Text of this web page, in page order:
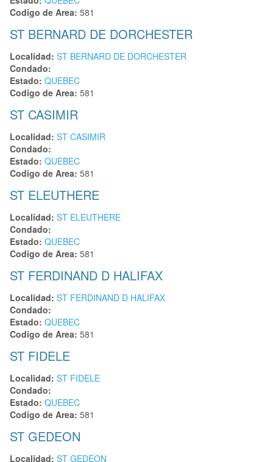
Codigo de Area: 581
ST BERNARD DE DORCHESTER
Localidad: ST BERNARD DE DORCHESTER
Condado:
Estado: QUEBEC
Codigo de Area: 581
ST CASIMIR
Localidad: ST CASIMIR
Condado:
Estado: QUEBEC
Codigo de Area: 581
ST ELEUTHERE
Localidad: ST ELEUTHERE
Condado:
Estado: QUEBEC
Codigo de Area: 581
ST FERDINAND D HALIFAX
Localidad: ST FERDINAND D HALIFAX
Condado:
Estado: QUEBEC
Codigo de Area: 581
ST FIDELE
Localidad: ST FIDELE
Condado:
Estado: QUEBEC
Codigo de Area: 581
ST GEDEON
Localidad: ST GEDEON